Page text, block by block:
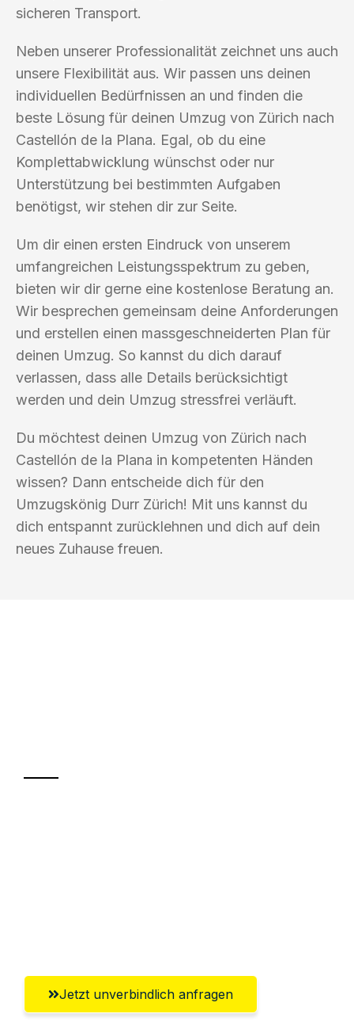
sicheren Transport.
Neben unserer Professionalität zeichnet uns auch
unsere Flexibilität aus. Wir passen uns deinen
individuellen Bedürfnissen an und finden die
beste Lösung für deinen Umzug von Zürich nach
Castellón de la Plana. Egal, ob du eine
Komplettabwicklung wünschst oder nur
Unterstützung bei bestimmten Aufgaben
benötigst, wir stehen dir zur Seite.
Um dir einen ersten Eindruck von unserem
umfangreichen Leistungsspektrum zu geben,
bieten wir dir gerne eine kostenlose Beratung an.
Wir besprechen gemeinsam deine Anforderungen
und erstellen einen massgeschneiderten Plan für
deinen Umzug. So kannst du dich darauf
verlassen, dass alle Details berücksichtigt
werden und dein Umzug stressfrei verläuft.
Du möchtest deinen Umzug von Zürich nach
Castellón de la Plana in kompetenten Händen
wissen? Dann entscheide dich für den
Umzugskönig Durr Zürich! Mit uns kannst du
dich entspannt zurücklehnen und dich auf dein
neues Zuhause freuen.
Jetzt unverbindlich anfragen